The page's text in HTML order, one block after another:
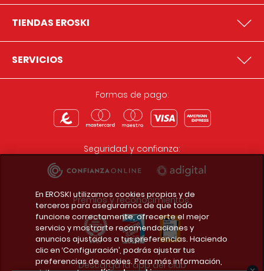
TIENDAS EROSKI
SERVICIOS
Formas de pago:
Seguridad y confianza:
Premios y reconocimientos:
Descarga la app del club
En EROSKI utilizamos cookies propias y de
terceros para asegurarnos de que todo
funcione correctamente, ofrecerte el mejor
servicio y mostrarte recomendaciones y
anuncios ajustados a tus preferencias. Haciendo
clic en ‘Configuración’, podrás ajustar tus
preferencias de cookies. Para más información,